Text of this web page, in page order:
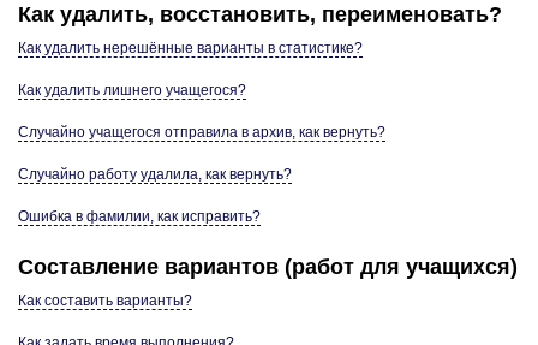
Как уда­лить, вос­ста­но­вить, пе­ре­име­но­вать?
Как уда­лить нерешённые ва­ри­ан­ты в ста­ти­сти­ке?
Как уда­лить лиш­не­го уча­ще­го­ся?
Слу­чай­но уча­ще­го­ся от­пра­ви­ла в архив, как вер­нуть?
Слу­чай­но ра­бо­ту уда­ли­ла, как вер­нуть?
Ошиб­ка в фа­ми­лии, как ис­пра­вить?
Со­став­ле­ние ва­ри­ан­тов (работ для уча­щих­ся)
Как со­ста­вить ва­ри­ан­ты?